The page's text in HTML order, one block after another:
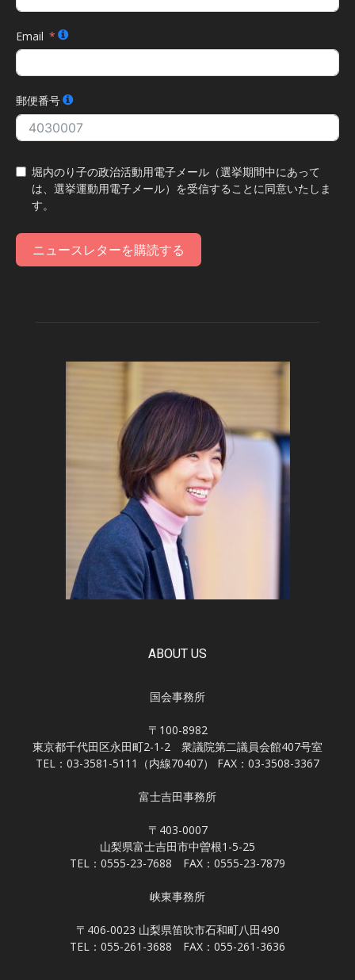
Email
郵便番号
堀内のり子の政治活動用電子メール（選挙期間中にあって
は、選挙運動用電子メール）を受信することに同意いたしま
す。
ニュースレターを購読する
ABOUT US
国会事務所
〒100-8982
東京都千代田区永田町2-1-2 衆議院第二議員会館407号室
TEL：03-3581-5111（内線70407） FAX：03-3508-3367
富士吉田事務所
〒403-0007
山梨県富士吉田市中曽根1-5-25
TEL：0555-23-7688 FAX：0555-23-7879
峡東事務所
〒406-0023 山梨県笛吹市石和町八田490
TEL：055-261-3688 FAX：055-261-3636